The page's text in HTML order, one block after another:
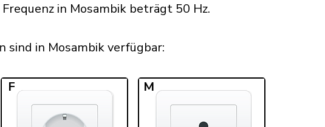
in Mosambik beträgt 50 Hz.
sind in Mosambik verfügbar:​
F M